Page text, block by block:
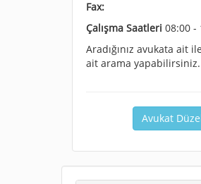
Fax:
Çalışma Saatleri 08:00 -
Aradığınız avukata ait
ait arama yapabilirsiniz.
Avukat